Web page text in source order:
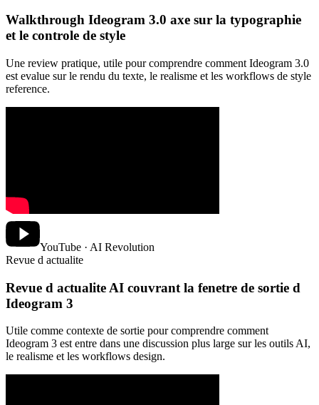
Walkthrough Ideogram 3.0 axe sur la typographie
et le controle de style
Une review pratique, utile pour comprendre comment Ideogram 3.0
est evalue sur le rendu du texte, le realisme et les workflows de style
reference.
YouTube · AI Revolution
Revue d actualite
Revue d actualite AI couvrant la fenetre de sortie d
Ideogram 3
Utile comme contexte de sortie pour comprendre comment
Ideogram 3 est entre dans une discussion plus large sur les outils AI,
le realisme et les workflows design.